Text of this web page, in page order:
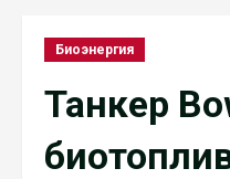
Биоэнергия
Танкер